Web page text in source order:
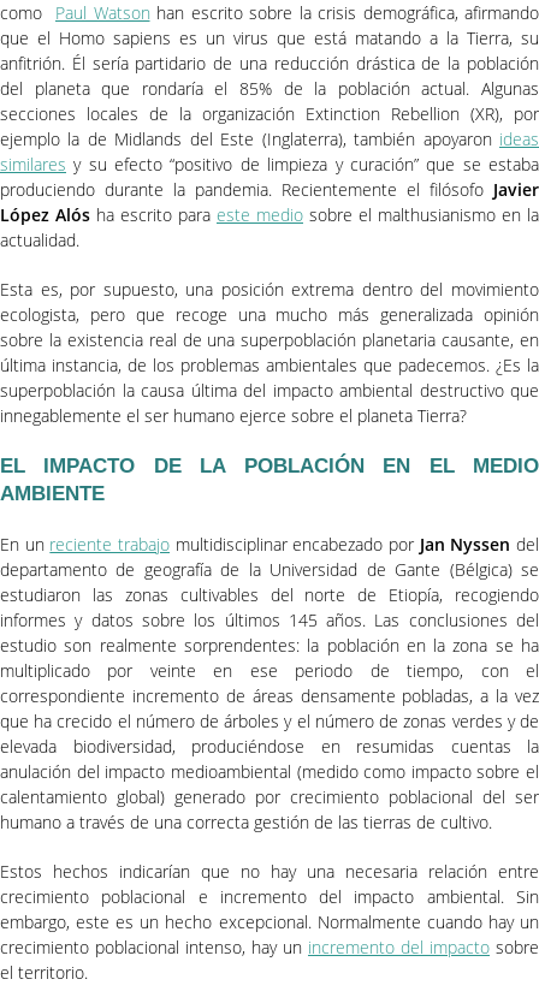
como Paul Watson han escrito sobre la crisis demográfica, afirmando
que el Homo sapiens es un virus que está matando a la Tierra, su
anfitrión. Él sería partidario de una reducción drástica de la población
del planeta que rondaría el 85% de la población actual. Algunas
secciones locales de la organización Extinction Rebellion (XR), por
ejemplo la de Midlands del Este (Inglaterra), también apoyaron ideas
similares y su efecto “positivo de limpieza y curación” que se estaba
produciendo durante la pandemia. Recientemente el filósofo Javier
López Alós ha escrito para este medio sobre el malthusianismo en la
actualidad.
Esta es, por supuesto, una posición extrema dentro del movimiento
ecologista, pero que recoge una mucho más generalizada opinión
sobre la existencia real de una superpoblación planetaria causante, en
última instancia, de los problemas ambientales que padecemos. ¿Es la
superpoblación la causa última del impacto ambiental destructivo que
innegablemente el ser humano ejerce sobre el planeta Tierra?
EL IMPACTO DE LA POBLACIÓN EN EL MEDIO
AMBIENTE
En un reciente trabajo multidisciplinar encabezado por Jan Nyssen del
departamento de geografía de la Universidad de Gante (Bélgica) se
estudiaron las zonas cultivables del norte de Etiopía, recogiendo
informes y datos sobre los últimos 145 años. Las conclusiones del
estudio son realmente sorprendentes: la población en la zona se ha
multiplicado por veinte en ese periodo de tiempo, con el
correspondiente incremento de áreas densamente pobladas, a la vez
que ha crecido el número de árboles y el número de zonas verdes y de
elevada biodiversidad, produciéndose en resumidas cuentas la
anulación del impacto medioambiental (medido como impacto sobre el
calentamiento global) generado por crecimiento poblacional del ser
humano a través de una correcta gestión de las tierras de cultivo.
Estos hechos indicarían que no hay una necesaria relación entre
crecimiento poblacional e incremento del impacto ambiental. Sin
embargo, este es un hecho excepcional. Normalmente cuando hay un
crecimiento poblacional intenso, hay un incremento del impacto sobre
el territorio.